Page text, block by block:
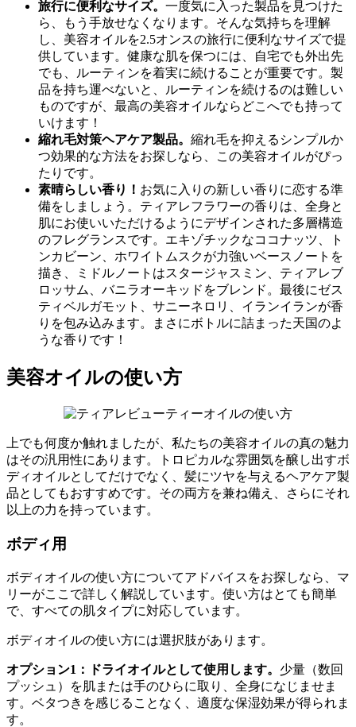
旅行に便利なサイズ。 一度気に入った製品を見つけた
ら、もう手放せなくなります。そんな気持ちを理解
し、美容オイルを2.5オンスの旅行に便利なサイズで提
供しています。健康な肌を保つには、自宅でも外出先
でも、ルーティンを着実に続けることが重要です。製
品を持ち運べないと、ルーティンを続けるのは難しい
ものですが、最高の美容オイルならどこへでも持って
いけます！
縮れ毛対策ヘアケア製品。 縮れ毛を抑えるシンプルか
つ効果的な方法をお探しなら、この美容オイルがぴっ
たりです。
素晴らしい香り！ お気に入りの新しい香りに恋する準
備をしましょう。ティアレフラワーの香りは、全身と
肌にお使いいただけるようにデザインされた多層構造
のフレグランスです。エキゾチックなココナッツ、ト
ンカビーン、ホワイトムスクが力強いベースノートを
描き、ミドルノートはスタージャスミン、ティアレブ
ロッサム、バニラオーキッドをブレンド。最後にゼス
ティベルガモット、サニーネロリ、イランイランが香
りを包み込みます。まさにボトルに詰まった天国のよ
うな香りです！
美容オイルの使い方
上でも何度か触れましたが、私たちの美容オイルの真の魅力
はその汎用性にあります。トロピカルな雰囲気を醸し出すボ
ディオイルとしてだけでなく、髪にツヤを与えるヘアケア製
品としてもおすすめです。その両方を兼ね備え、さらにそれ
以上の力を持っています。
ボディ用
ボディオイルの使い方についてアドバイスをお探しなら、マ
リーがここで詳しく解説しています。使い方はとても簡単
で、すべての肌タイプに対応しています。
ボディオイルの使い方には選択肢があります。
オプション1：ドライオイルとして使用します。 少量（数回
プッシュ）を肌または手のひらに取り、全身になじませま
す。ベタつきを感じることなく、適度な保湿効果が得られま
す。